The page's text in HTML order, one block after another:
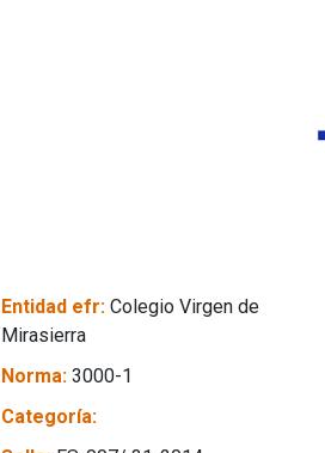
Entidad efr: Colegio Virgen de
Mirasierra
Norma: 3000-1
Categoría: